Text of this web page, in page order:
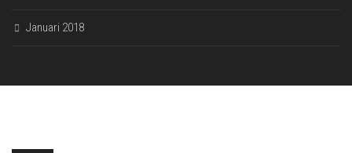
Januari 2018